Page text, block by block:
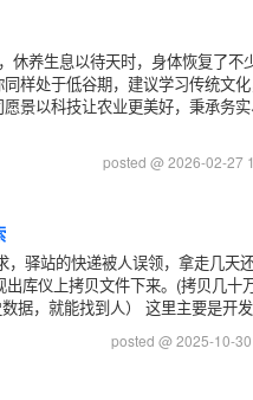
休养生息以待天时，身体恢复了不
样处于低谷期，建议学习传统文化
景以科技让农业更美好，秉承务
posted @ 2026-02-27
驿站的快递被人误领，拿走几天
库仪上拷贝文件下来。(拷贝几十
据，就能找到人） 这里主要是开
posted @ 2025-10-